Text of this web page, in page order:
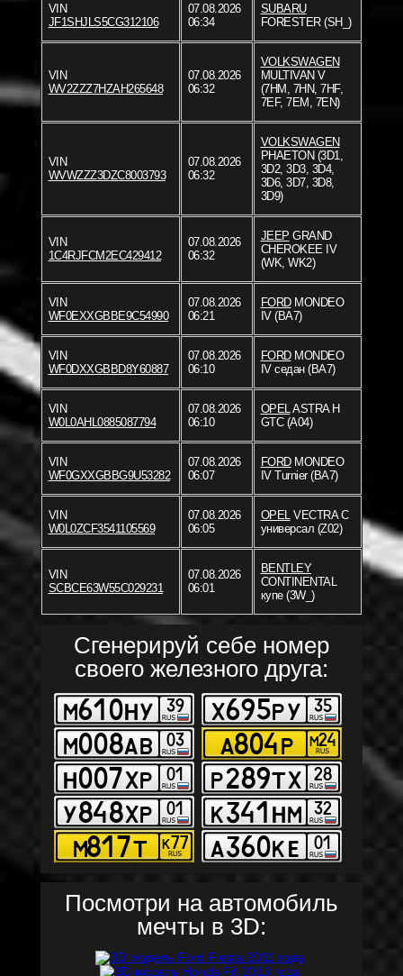
VIN
JF1SHJLS5CG312106
07.08.2026
06:34
SUBARU
FORESTER (SH_)
VIN
WV2ZZZ7HZAH265648
07.08.2026
06:32
VOLKSWAGEN
MULTIVAN V
(7HM, 7HN, 7HF,
7EF, 7EM, 7EN)
VIN
WVWZZZ3DZC8003793
07.08.2026
06:32
VOLKSWAGEN
PHAETON (3D1,
3D2, 3D3, 3D4,
3D6, 3D7, 3D8,
3D9)
VIN
1C4RJFCM2EC429412
07.08.2026
06:32
JEEP GRAND
CHEROKEE IV
(WK, WK2)
VIN
WF0EXXGBBE9C54990
07.08.2026
06:21
FORDMONDEO
IV (BA7)
VIN
WF0DXXGBBD8Y60887
07.08.2026
06:10
FORDMONDEO
IV седан (BA7)
VIN
W0L0AHL0885087794
07.08.2026
06:10
OPEL ASTRA H
GTC (A04)
VIN
WF0GXXGBBG9U53282
07.08.2026
06:07
FORDMONDEO
IV Turnier (BA7)
VIN
W0L0ZCF3541105569
07.08.2026
06:05
OPEL
VECTRA C
универсал (Z02)
VIN
SCBCE63W55C029231
07.08.2026
06:01
BENTLEY
CONTINENTAL
купе (3W_)
Сгенерируй себе номер
своего железного друга:
Посмотри на автомобиль
мечты в 3D: